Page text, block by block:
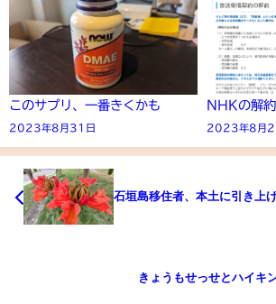
このサプリ、一番きくかも
2023年8月31日
NHKの解
2023年8月
石垣島移住者、本土に引き上
きょうもせっせとハイキ